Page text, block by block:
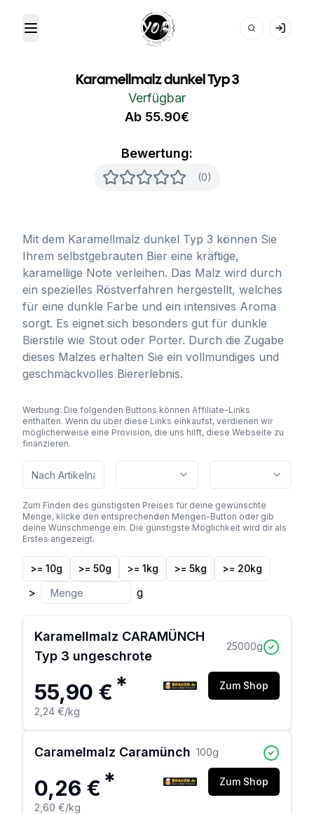
Toggle Menu Your Own Beer
Karamellmalz dunkel Typ 3
Bewertung:
(0)
Verfügbar
Ab 55.90€
Mit dem Karamellmalz dunkel Typ 3 können Sie
Ihrem selbstgebrauten Bier eine kräftige,
karamellige Note verleihen. Das Malz wird durch
ein spezielles Röstverfahren hergestellt, welches
für eine dunkle Farbe und ein intensives Aroma
sorgt. Es eignet sich besonders gut für dunkle
Bierstile wie Stout oder Porter. Durch die Zugabe
dieses Malzes erhalten Sie ein vollmundiges und
geschmackvolles Biererlebnis.
Werbung: Die folgenden Buttons können Affiliate-Links
enthalten. Wenn du über diese Links einkaufst, verdienen wir
möglicherweise eine Provision, die uns hilft, diese Webseite zu
finanzieren.
Zum Finden des günstigsten Preises für deine gewünschte
Menge, klicke den entsprechenden Mengen-Button oder gib
deine Wunschmenge ein. Die günstigste Möglichkeit wird dir als
Erstes angezeigt.
>= 10g >= 50g >= 1kg >= 5kg >= 20kg
> g
Karamellmalz CARAMÜNCH
Typ 3 ungeschrote
25000g
55,90 € *
2,24 €/kg
Zum Shop
Caramelmalz Caramünch 100g
0,26 € *
2,60 €/kg
Zum Shop